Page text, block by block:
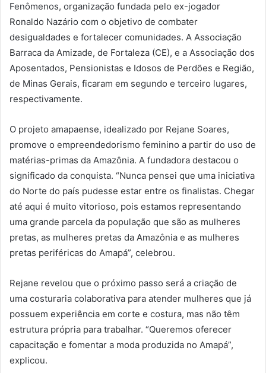
Fenômenos, organização fundada pelo ex-jogador
Ronaldo Nazário com o objetivo de combater
desigualdades e fortalecer comunidades. A Associação
Barraca da Amizade, de Fortaleza (CE), e a Associação dos
Aposentados, Pensionistas e Idosos de Perdões e Região,
de Minas Gerais, ficaram em segundo e terceiro lugares,
respectivamente.
O projeto amapaense, idealizado por Rejane Soares,
promove o empreendedorismo feminino a partir do uso de
matérias-primas da Amazônia. A fundadora destacou o
significado da conquista. “Nunca pensei que uma iniciativa
do Norte do país pudesse estar entre os finalistas. Chegar
até aqui é muito vitorioso, pois estamos representando
uma grande parcela da população que são as mulheres
pretas, as mulheres pretas da Amazônia e as mulheres
pretas periféricas do Amapá”, celebrou.
Rejane revelou que o próximo passo será a criação de
uma costuraria colaborativa para atender mulheres que já
possuem experiência em corte e costura, mas não têm
estrutura própria para trabalhar. “Queremos oferecer
capacitação e fomentar a moda produzida no Amapá”,
explicou.